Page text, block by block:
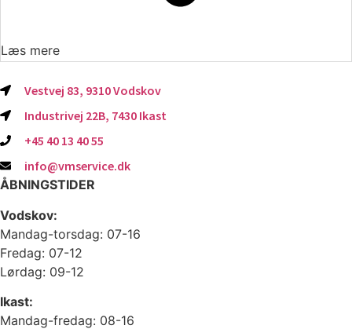
Læs mere
Vestvej 83, 9310 Vodskov
Industrivej 22B, 7430 Ikast
+45 40 13 40 55
info@vmservice.dk
ÅBNINGSTIDER
Vodskov:
Mandag-torsdag: 07-16
Fredag: 07-12
Lørdag: 09-12
Ikast:
Mandag-fredag: 08-16